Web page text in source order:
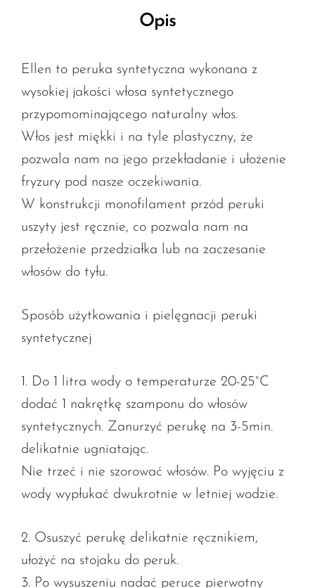
Opis
Ellen to peruka syntetyczna wykonana z
wysokiej jakości włosa syntetycznego
przypomominającego naturalny włos.
Włos jest miękki i na tyle plastyczny, że
pozwala nam na jego przekładanie i ułożenie
fryzury pod nasze oczekiwania.
W konstrukcji monofilament przód peruki
uszyty jest ręcznie, co pozwala nam na
przełożenie przedziałka lub na zaczesanie
włosów do tyłu.
Sposób użytkowania i pielęgnacji peruki
syntetycznej
1. Do 1 litra wody o temperaturze 20-25°C
dodać 1 nakrętkę szamponu do włosów
syntetycznych. Zanurzyć perukę na 3-5min.
delikatnie ugniatając.
Nie trzeć i nie szorować włosów. Po wyjęciu z
wody wypłukać dwukrotnie w letniej wodzie.
2. Osuszyć perukę delikatnie ręcznikiem,
ułożyć na stojaku do peruk.
3. Po wysuszeniu nadać peruce pierwotny